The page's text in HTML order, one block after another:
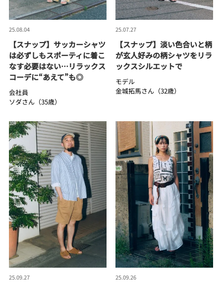
25.08.04
【スナップ】サッカーシャツ
は必ずしもスポーティに着こ
なす必要はない…リラックス
コーデに“あえて”も◎
会社員
ソダさん（35歳）
25.07.27
【スナップ】淡い色合いと柄
が玄人好みの柄シャツをリラ
ックスシルエットで
モデル
金城拓馬さん（32歳）
25.09.27 25.09.26